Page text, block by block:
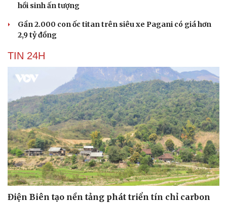
hồi sinh ấn tượng
Gần 2.000 con ốc titan trên siêu xe Pagani có giá hơn
2,9 tỷ đồng
TIN 24H
Điện Biên tạo nền tảng phát triển tín chỉ carbon